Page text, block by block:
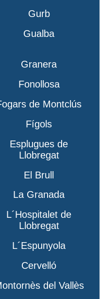
Gurb
Gualba
Granera
Fonollosa
de Montclús
Fígols
Esplugues de
Llobregat
El Brull
La Granada
L´Hospitalet de
Llobregat
L´Espunyola
Cervelló
del Vallès